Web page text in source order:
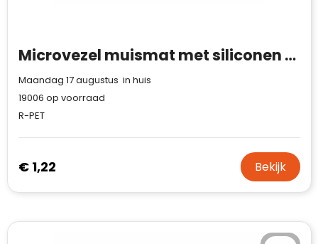
Microvezel muismat met siliconen nopjes 18x22cm (325g/m²) sublimatie
Maandag 17 augustus in huis
19006 op voorraad
R-PET
€ 1,22 Bekijk